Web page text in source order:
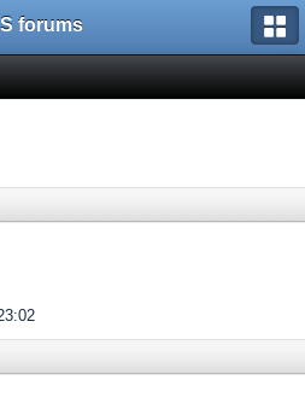
forums